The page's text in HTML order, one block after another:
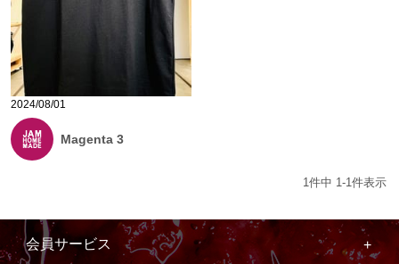
2024/08/01
Magenta 3
1件中 1-1件表示
会員サービス